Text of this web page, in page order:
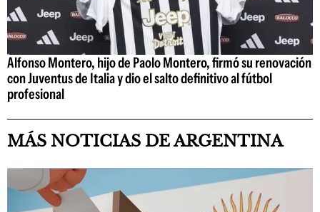
Alfonso Montero, hijo de Paolo Montero, firmó su renovación
con Juventus de Italia y dio el salto definitivo al fútbol
profesional
MÁS NOTICIAS DE ARGENTINA